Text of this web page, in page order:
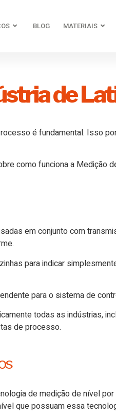
BLOG MATERIAIS
de
é fundamental. Isso
como funciona a Medição
em conjunto com
para indicar
para o sistema de
todas as indústrias,
de processo.
de medição de nível
que possuam essa